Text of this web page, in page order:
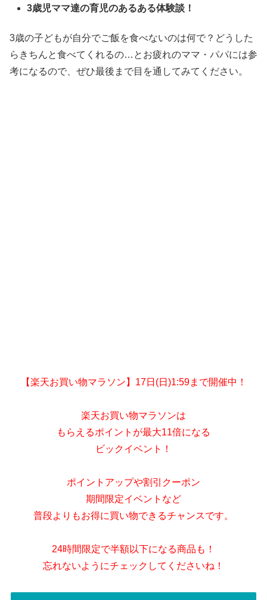
3歳児ママ達の育児のあるある体験談！
3歳の子どもが自分でご飯を食べないのは何で？どうした
らきちんと食べてくれるの…とお疲れのママ・パパには参
考になるので、ぜひ最後まで目を通してみてください。
【楽天お買い物マラソン】17日(日)1:59まで開催中！
楽天お買い物マラソンは
もらえるポイントが最大11倍になる
ビックイベント！
ポイントアップや割引クーポン
期間限定イベントなど
普段よりもお得に買い物できるチャンスです。
24時間限定で半額以下になる商品も！
忘れないようにチェックしてくださいね！